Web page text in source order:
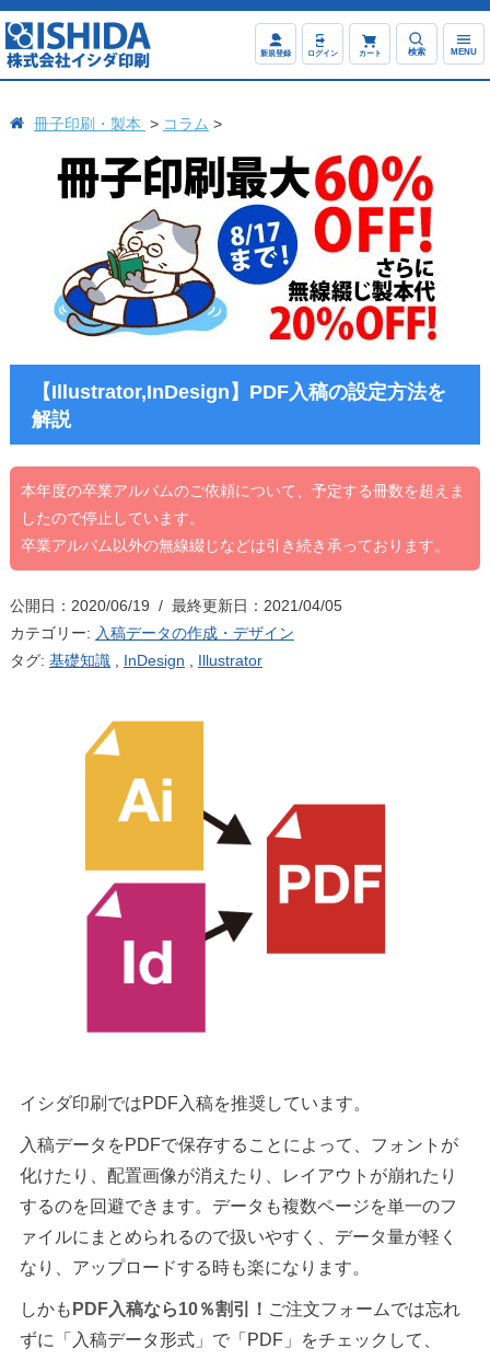
新規登録 ログイン カート 検索 MENU
冊子印刷・製本 コラム
【Illustrator,InDesign】PDF入稿の設定方法を
解説
本年度の卒業アルバムのご依頼について、予定する冊数を超えま
したので停止しています。
卒業アルバム以外の無線綴じなどは引き続き承っております。
公開日：2020/06/19 / 最終更新日：2021/04/05
カテゴリー: 入稿データの作成・デザイン
タグ: 基礎知識, InDesign Illustrator
イシダ印刷ではPDF入稿を推奨しています。
入稿データをPDFで保存することによって、フォントが
化けたり、配置画像が消えたり、レイアウトが崩れたり
するのを回避できます。データも複数ページを単一のフ
ァイルにまとめられるので扱いやすく、データ量が軽く
なり、アップロードする時も楽になります。
しかも PDF入稿なら10％割引！ ご注文フォームでは忘れ
ずに「入稿データ形式」で「PDF」をチェックして、